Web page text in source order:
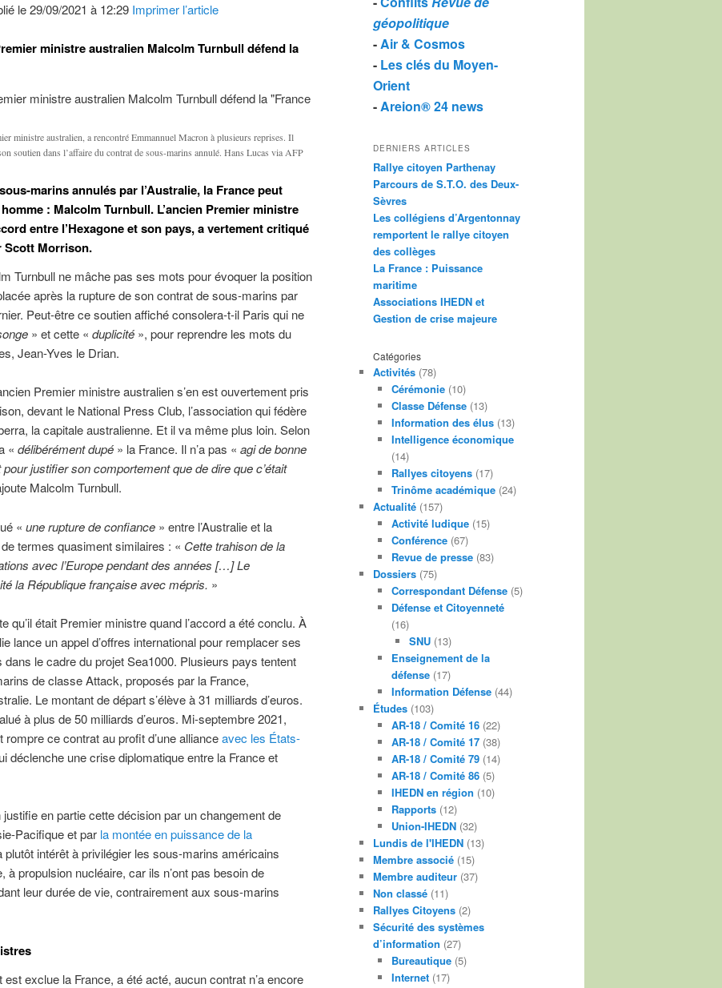
le 29/09/2021 à 12:29 Imprimer l’article
ministre australien Malcolm Turnbull défend la
ministre australien, a rencontré Emmannuel Macron à plusieurs reprises. Il
soutien dans l’affaire du contrat de sous-marins annulé. Hans Lucas via AFP
marins annulés par l’Australie, la France peut
: Malcolm Turnbull. L’ancien Premier ministre
entre l’Hexagone et son pays, a vertement critiqué
Scott Morrison.
Turnbull ne mâche pas ses mots pour évoquer la position
après la rupture de son contrat de sous-marins par
Peut-être ce soutien affiché consolera-t-il Paris qui ne
» et cette « duplicité », pour reprendre les mots du
Jean-Yves le Drian.
Premier ministre australien s’en est ouvertement pris
devant le National Press Club, l’association qui fédère
la capitale australienne. Et il va même plus loin. Selon
« délibérément dupé » la France. Il n’a pas « agi de bonne
pour justifier son comportement que de dire que c’était
Malcolm Turnbull.
« une rupture de confiance » entre l’Australie et la
termes quasiment similaires : « Cette trahison de la
avec l’Europe pendant des années […] Le
la République française avec mépris. »
qu’il était Premier ministre quand l’accord a été conclu. À
lance un appel d’offres international pour remplacer ses
le cadre du projet Sea1000. Plusieurs pays tentent
de classe Attack, proposés par la France,
Le montant de départ s’élève à 31 milliards d’euros.
à plus de 50 milliards d’euros. Mi-septembre 2021,
rompre ce contrat au profit d’une allianceavec les États-
déclenche une crise diplomatique entre la France et
en partie cette décision par un changement de
Pacifique et par la montée en puissance de la
plutôt intérêt à privilégier les sous-marins américains
à propulsion nucléaire, car ils n’ont pas besoin de
leur durée de vie, contrairement aux sous-marins
exclue la France, a été acté, aucun contrat n’a encore
géopolitique
-Air & Cosmos
- Les clés du Moyen-
Orient
-Areion® 24 news
DERNIERS ARTICLES
Rallye citoyen Parthenay
Parcours de S.T.O. des Deux-
Sèvres
Les collégiens d’Argentonnay
remportent le rallye citoyen
des collèges
La France : Puissance
maritime
Associations IHEDN et
Gestion de crise majeure
Catégories
Activités (78)
Cérémonie(10)
Classe Défense(13)
Information des élus(13)
Intelligence économique
(14)
Rallyes citoyens(17)
Trinôme académique(24)
Actualité (157)
Activité ludique(15)
Conférence(67)
Revue de presse(83)
Dossiers (75)
Correspondant Défense(5)
Défense et Citoyenneté
(16)
SNU (13)
Enseignement de la
défense(17)
Information Défense(44)
Études (103)
AR-18 / Comité 16(22)
AR-18 / Comité 17(38)
AR-18 / Comité 79(14)
AR-18 / Comité 86(5)
IHEDN en région (10)
Rapports(12)
Union-IHEDN(32)
Lundis de l'IHEDN (13)
Membre associé (15)
Membre auditeur (37)
Non classé (11)
Rallyes Citoyens (2)
Sécurité des systèmes
d’information (27)
Bureautique(5)
Internet(17)